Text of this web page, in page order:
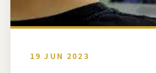
19 JUN 2023